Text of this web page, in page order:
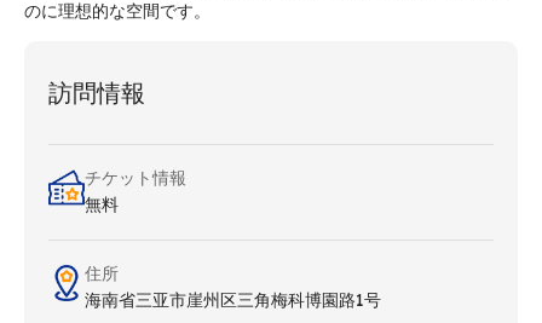
のに理想的な空間です。
訪問情報
チケット情報
無料
住所
海南省三亚市崖州区三角梅科博園路1号